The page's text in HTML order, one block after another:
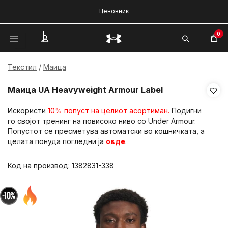
Ценовник
0
Текстил Маица
Маица UA Heavyweight Armour Label
Искористи 10% попуст на целиот асортиман. Подигни
го својот тренинг на повисоко ниво со Under Armour.
Попустот се пресметува автоматски во кошничката, а
целата понуда погледни ја овде.
Код на производ: 1382831-338